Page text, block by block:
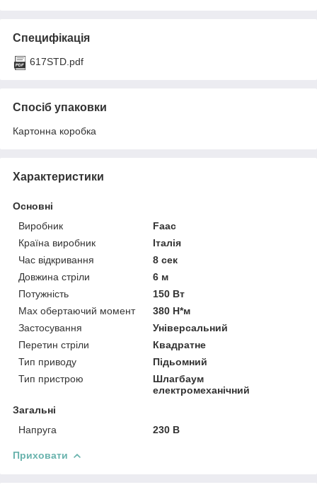
Специфікація
617STD.pdf
Спосіб упаковки
Картонна коробка
Характеристики
Основні
Виробник
Faac
Країна виробник
Італія
Час відкривання
8 сек
Довжина стріли
6 м
Потужність
150 Вт
Мах обертаючий момент
380 Н*м
Застосування
Універсальний
Перетин стріли
Квадратне
Тип приводу
Підьомний
Тип пристрою
Шлагбаум
електромеханічний
Загальні
Напруга
230 В
Приховати